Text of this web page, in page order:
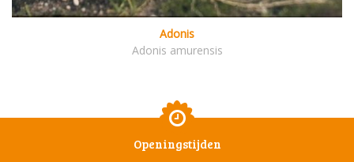
Adonis
Adonis amurensis
Openingstijden